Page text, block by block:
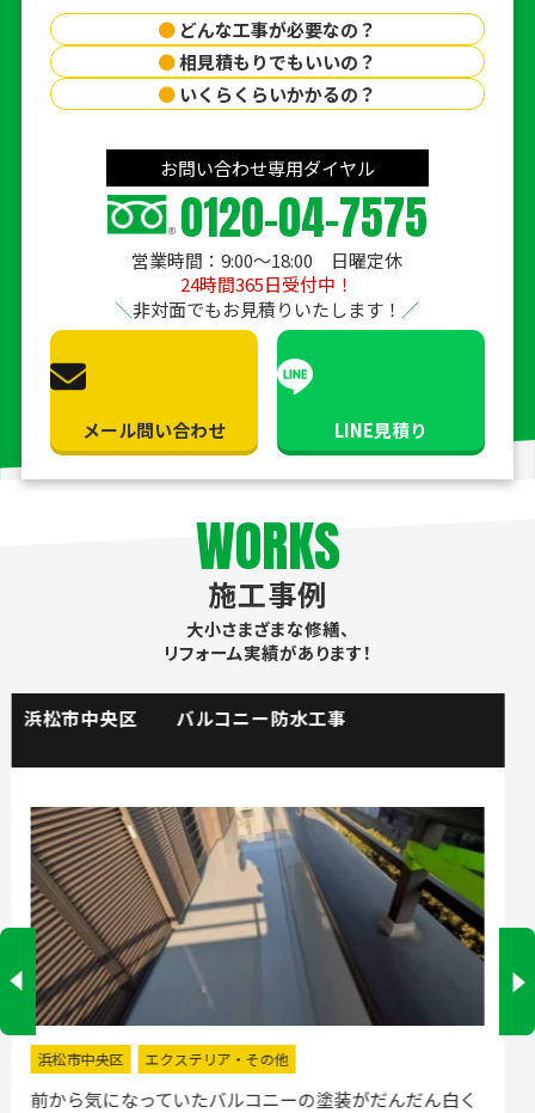
● どんな工事が必要なの？
●相見積もりでもいいの？
● いくらくらいかかるの？
お問い合わせ専用ダイヤル
0120-04-7575
営業時間：9:00〜18:00 日曜定休
24時間365日受付中！
非対面でもお見積りいたします！
メール問い合わせ LINE見積り
WORKS
施工事例
大小さまざまな修繕、
リフォーム実績があります！
掛川市 流し台水栓取替工事
掛川市 水回りリフォーム
流し台の水栓が壊れたので直してほしいと弊社にお電話